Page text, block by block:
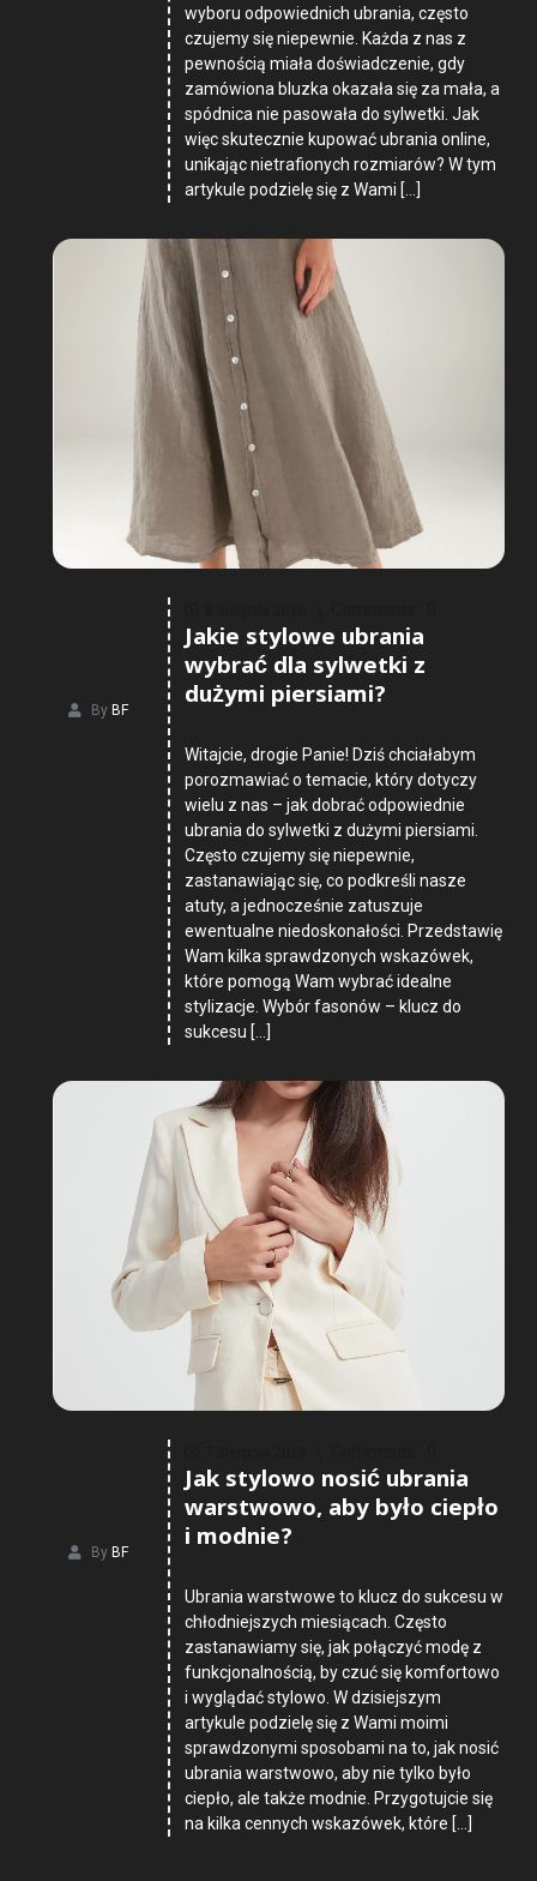
wyboru odpowiednich ubrania, często
czujemy się niepewnie. Każda z nas z
pewnością miała doświadczenie, gdy
zamówiona bluzka okazała się za mała, a
spódnica nie pasowała do sylwetki. Jak
więc skutecznie kupować ubrania online,
unikając nietrafionych rozmiarów? W tym
artykule podzielę się z Wami […]
By BF
Jakie stylowe ubrania
wybrać dla sylwetki z
dużymi piersiami?
Witajcie, drogie Panie! Dziś chciałabym
porozmawiać o temacie, który dotyczy
wielu z nas – jak dobrać odpowiednie
ubrania do sylwetki z dużymi piersiami.
Często czujemy się niepewnie,
zastanawiając się, co podkreśli nasze
atuty, a jednocześnie zatuszuje
ewentualne niedoskonałości. Przedstawię
Wam kilka sprawdzonych wskazówek,
które pomogą Wam wybrać idealne
stylizacje. Wybór fasonów – klucz do
sukcesu […]
By BF
Jak stylowo nosić ubrania
warstwowo, aby było ciepło
i modnie?
Ubrania warstwowe to klucz do sukcesu w
chłodniejszych miesiącach. Często
zastanawiamy się, jak połączyć modę z
funkcjonalnością, by czuć się komfortowo
i wyglądać stylowo. W dzisiejszym
artykule podzielę się z Wami moimi
sprawdzonymi sposobami na to, jak nosić
ubrania warstwowo, aby nie tylko było
ciepło, ale także modnie. Przygotujcie się
na kilka cennych wskazówek, które […]